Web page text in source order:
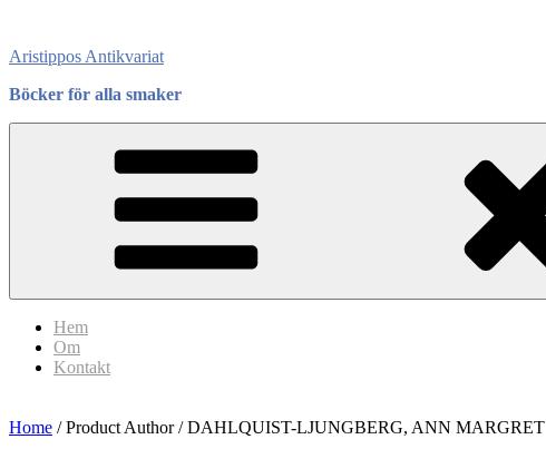
content
Aristippos Antikvariat
Böcker för alla smaker
Hem
Om
Kontakt
Home / Product Author / DAHLQUIST-LJUNGBERG, ANN MARGRET